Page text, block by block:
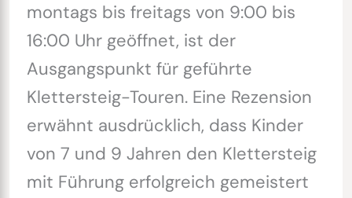
montags bis freitags von 9:00 bis
16:00 Uhr geöffnet, ist der
Ausgangspunkt für geführte
Klettersteig-Touren. Eine Rezension
erwähnt ausdrücklich, dass Kinder
von 7 und 9 Jahren den Klettersteig
mit Führung erfolgreich gemeistert